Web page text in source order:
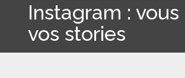
Instagram :
vos stories